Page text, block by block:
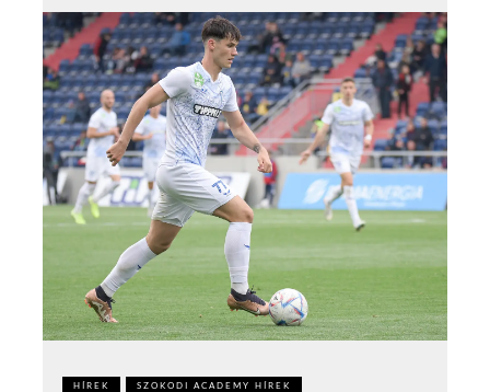
HÍREK SZOKODI ACADEMY HÍREK